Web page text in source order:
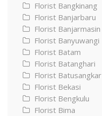
Florist Bangkinang
Florist Banjarbaru
Florist Banjarmasin
Florist Banyuwangi
Florist Batam
Florist Batanghari
Florist Batusangkar
Florist Bekasi
Florist Bengkulu
Florist Bima